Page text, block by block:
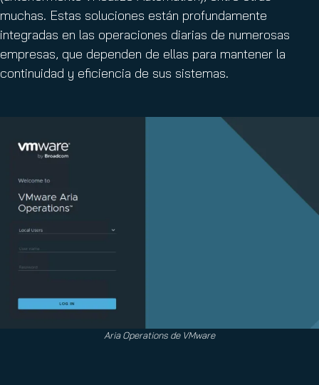
muchas. Estas soluciones están profundamente
integradas en las operaciones diarias de numerosas
empresas, que dependen de ellas para mantener la
continuidad y eficiencia de sus sistemas.
Aria Operations de VMware